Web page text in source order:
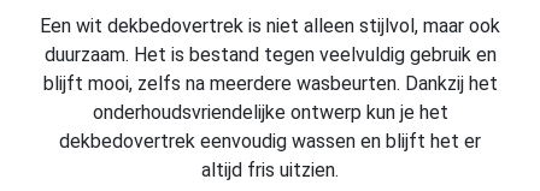
Een wit dekbedovertrek is niet alleen stijlvol, maar ook
duurzaam. Het is bestand tegen veelvuldig gebruik en
blijft mooi, zelfs na meerdere wasbeurten. Dankzij het
onderhoudsvriendelijke ontwerp kun je het
dekbedovertrek eenvoudig wassen en blijft het er
altijd fris uitzien.